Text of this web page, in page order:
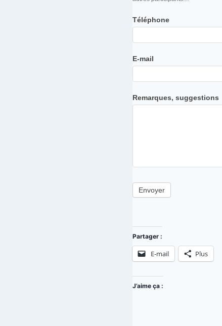
a
u
é
n
C
e
l
Téléphone
E-mail
Remarques, suggestions
Envoyer
Partager :
E-mail Plus
J’aime ça :